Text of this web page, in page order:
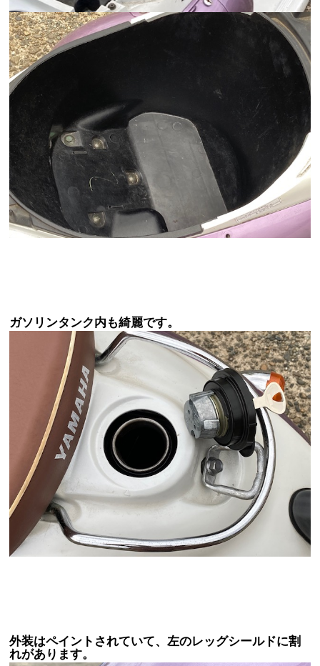
ガソリンタンク内も綺麗です。
外装はペイントされていて、左のレッグシールドに割
れがあります。